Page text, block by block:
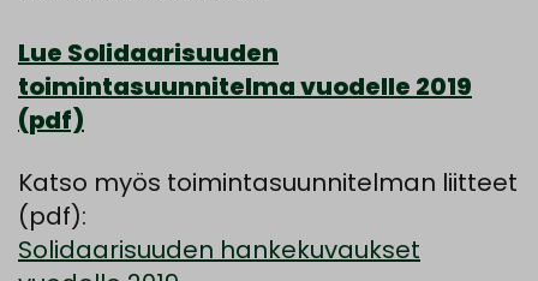
Lue Solidaarisuuden
toimintasuunnitelma vuodelle 2019
(pdf)
Katso myös toimintasuunnitelman liitteet
(pdf):
Solidaarisuuden hankekuvaukset